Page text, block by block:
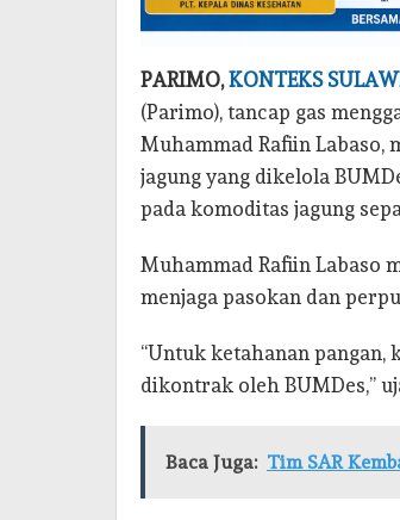
PARIMO,KONTEKS
(Parimo), tancap gas
Muhammad Rafiin
jagung yang dikelola
pada komoditas jagung
Muhammad Rafiin Labaso
menjaga pasokan dan
“Untuk ketahanan
dikontrak oleh BUMDes,”
Baca Juga: Tim SAR